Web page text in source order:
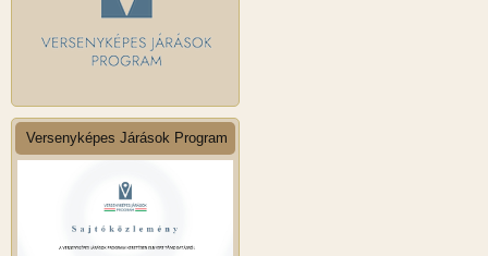
Versenyképes Járások Program